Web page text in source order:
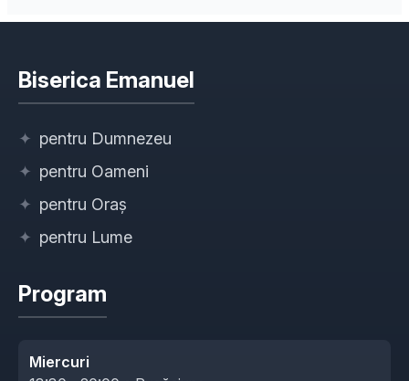
Biserica Emanuel
✦ pentru Dumnezeu
✦ pentru Oameni
✦ pentru Oraș
✦ pentru Lume
Program
Miercuri